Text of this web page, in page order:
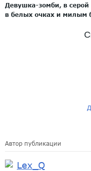
Девушка-зомби, в серой
в белых очках и милым
Автор публикации
Lex_Q